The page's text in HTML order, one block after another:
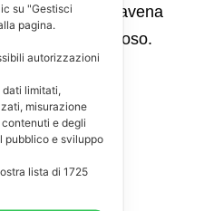
di più sull’avena
piatto delizioso.
su "Gestisci
pagina.
autorizzazioni
limitati,
misurazione
e degli
pubblico e sviluppo
lista di 1725